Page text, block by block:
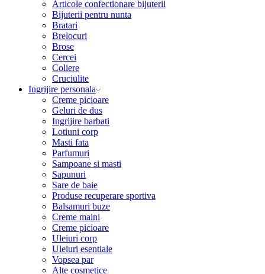
Articole confectionare bijuterii
Bijuterii pentru nunta
Bratari
Brelocuri
Brose
Cercei
Coliere
Cruciulite
Ingrijire personala
Creme picioare
Geluri de dus
Ingrijire barbati
Lotiuni corp
Masti fata
Parfumuri
Sampoane si masti
Sapunuri
Sare de baie
Produse recuperare sportiva
Balsamuri buze
Creme maini
Creme picioare
Uleiuri corp
Uleiuri esentiale
Vopsea par
Alte cosmetice